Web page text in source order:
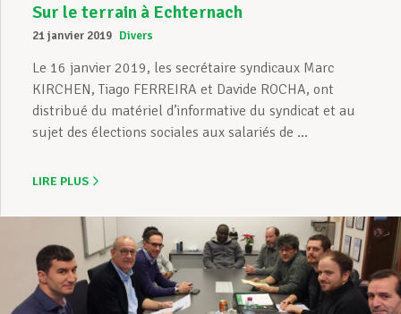
Sur le terrain à Echternach
21 janvier 2019 Divers
Le 16 janvier 2019, les secrétaire syndicaux Marc
KIRCHEN, Tiago FERREIRA et Davide ROCHA, ont
distribué du matériel d’informative du syndicat et au
sujet des élections sociales aux salariés de ...
LIRE PLUS